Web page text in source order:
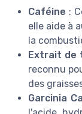
Caféine :
elle aide à
la
Extrait de
reconnu
des
Garcinia